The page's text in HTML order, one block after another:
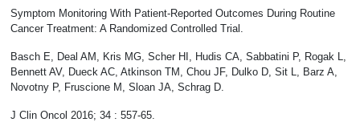
Symptom Monitoring With Patient-Reported Outcomes During Routine
Cancer Treatment: A Randomized Controlled Trial.
Basch E, Deal AM, Kris MG, Scher HI, Hudis CA, Sabbatini P, Rogak L,
Bennett AV, Dueck AC, Atkinson TM, Chou JF, Dulko D, Sit L, Barz A,
Novotny P, Fruscione M, Sloan JA, Schrag D.
J Clin Oncol 2016; 34 : 557-65.